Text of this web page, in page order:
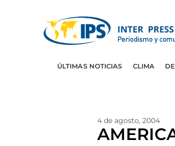
ÚLTIMAS NOTICIAS CLIMA
4 de agosto, 2004